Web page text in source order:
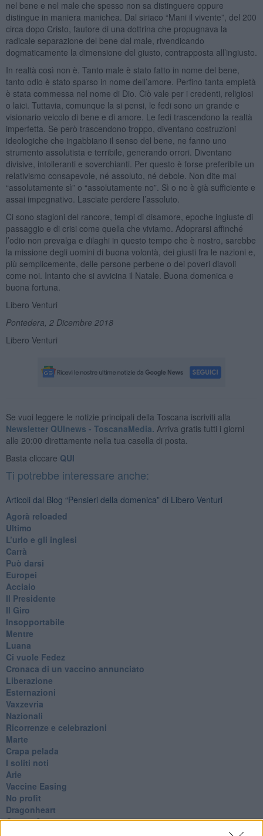
nel bene e nel male che spesso non sa distinguere oppure
distingue in maniera manichea. Dal siriaco “Mani il vivente”, del 200
circa dopo Cristo, fautore di una dottrina che propugnava la
radicale separazione del bene dal male, rivendicando
dogmaticamente la dimensione del giusto, contrapposta all’ingiusto.
In realtà così non è. Tanto male è stato fatto in nome del bene,
tanto odio è stato sparso in nome dell’amore. Perfino tanta empietà
è stata commessa nel nome di Dio. Ciò vale per i credenti, religiosi
o laici. Tuttavia, comunque la si pensi, le fedi sono un grande e
visionario veicolo di bene e di amore. Le fedi trascendono la realtà
imperfetta. Se però trascendono troppo, diventano costruzioni
ideologiche che ingabbiano il senso del bene, ne fanno uno
strumento assolutista e terribile, generando orrori. Diventano
divisive, intolleranti e soverchianti. Per questo è forse preferibile un
relativismo consapevole, né assoluto, né debole. Non dite mai
“assolutamente sì” o “assolutamente no”. Sì o no è già sufficiente e
assai impegnativo. Lasciate perdere l’assoluto.
Ci sono stagioni del rancore, tempi di disamore, epoche ingiuste di
passaggio e di crisi come quella che viviamo. Adoprarsi affinché
l’odio non prevalga e dilaghi in questo tempo che è nostro, sarebbe
la missione degli uomini di buona volontà, dei giusti fra le nazioni e,
più semplicemente, delle persone perbene o dei poveri diavoli
come noi. Intanto che si avvicina il Natale. Buona domenica e
buona fortuna.
Libero Venturi
Pontedera, 2 Dicembre 2018
Libero Venturi
Se vuoi leggere le notizie principali della Toscana iscriviti alla
Newsletter QUInews - ToscanaMedia. Arriva gratis tutti i giorni
alle 20:00 direttamente nella tua casella di posta.
Basta cliccare QUI
Ti potrebbe interessare anche:
Articoli dal Blog “Pensieri della domenica” di Libero Venturi
​Agorà reloaded
Ultimo
​L’urlo e gli inglesi
Carrà
Può darsi
Europei
Acciaio
Il Presidente
​Il Giro
Insopportabile
​Mentre
Luana
​Ci vuole Fedez
​Cronaca di un vaccino annunciato
​Liberazione
Esternazioni
Vaxzevria
Nazionali
​Ricorrenze e celebrazioni
Marte
​Crapa pelada
​I soliti noti
Arie
​Vaccine Easing
No profit
Dragonheart
Con-ter?